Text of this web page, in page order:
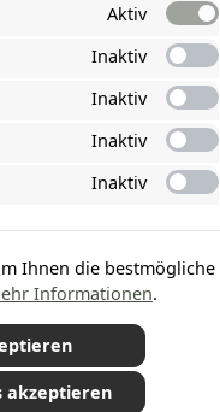
Versandkostenund ggf.
Aktiv
Inaktiv
Inaktiv
Inaktiv
Inaktiv
Ihnen die bestmögliche
Informationen.
akzeptieren